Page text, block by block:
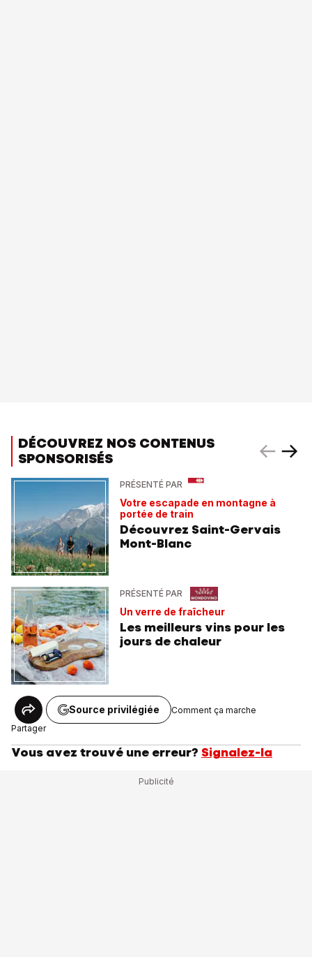
DÉCOUVREZ NOS CONTENUS
SPONSORISÉS
PRÉSENTÉ PAR
Votre escapade en montagne à
portée de train
Découvrez Saint-Gervais
Mont-Blanc
PRÉSENTÉ PAR
Un verre de fraîcheur
Les meilleurs vins pour les
jours de chaleur
Partager
Source privilégiée Comment ça marche
Vous avez trouvé une erreur? Signalez-la